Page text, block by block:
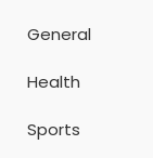
General
Health
Sports